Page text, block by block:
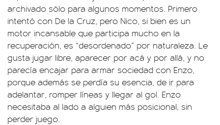
archivado sólo para algunos momentos. Primero
intentó con De la Cruz, pero Nico, si bien es un
motor incansable que participa mucho en la
recuperación, es “desordenado” por naturaleza. Le
gusta jugar libre, aparecer por acá y por allá, y no
parecía encajar para armar sociedad con Enzo,
porque además se perdía su esencia, de ir para
adelantar, romper líneas y llegar al gol. Enzo
necesitaba al lado a alguien más posicional, sin
perder juego.